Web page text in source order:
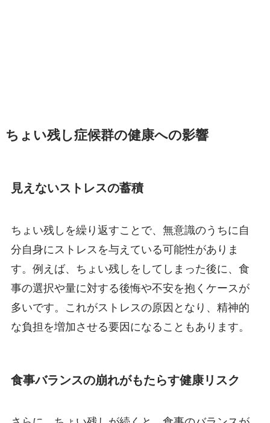
ちょい残し症候群の健康への影響
見えないストレスの蓄積
ちょい残しを繰り返すことで、無意識のうちに自
分自身にストレスを与えている可能性がありま
す。例えば、ちょい残しをしてしまった後に、食
事の選択や量に対する後悔や不安を抱くケースが
多いです。これがストレスの原因となり、精神的
な負担を増加させる要因になることもあります。
食事バランスの崩れがもたらす健康リスク